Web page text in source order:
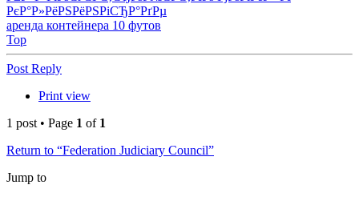
РєР°Р»РёРЅРёРЅРіСЂР°РґРµ
аренда контейнера 10 футов
Top
Post Reply
Print view
1 post • Page 1 of 1
Return to “Federation Judiciary Council”
Jump to